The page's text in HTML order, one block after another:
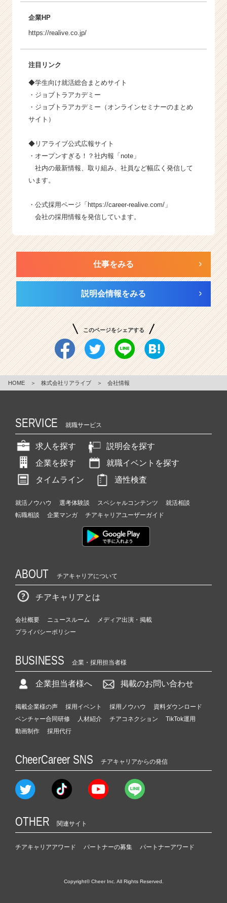
企業HP
https://realive.co.jp/
注目リンク
◆学生向け就活総合まとめサイト
・ ジョブトラアカデミー
・ ジョブトラアカデミー（オンラインセミナーのまとめ
サイト）
◆リアライブ公式広報サイト
・オープンすぎる！？社内報「 note 」
社内の最新情報、取り組み、社員など幅広く発信して
います。
・公式採用ページ「 https://career-realive.com/ 」
会社の採用情報を発信しています。
仕事をみる
説明会情報をみる
このページをシェアする
HOME ＞ 株式会社リアライブ ＞ 会社情報
SERVICE 就職サービス
求人を探す
説明会を探す
企業を探す
就職イベントを探す
タイムライン
適性検査
就活ノウハウ 選考体験談 スペシャルコンテンツ
就活相談
転職相談
企業マンガ チアキャリアユーザーガイド
ABOUT チアキャリアについて
チアキャリアとは
会社概要 ニュースルーム
メディア出演・掲載
プライバシーポリシー
BUSINESS 企業・採用担当者様
企業担当者様へ 掲載のお問い合わせ
掲載企業様の声 採用イベント 採用ノウハウ
資料ダウンロード
ベンチャー合同研修
人材紹介 チアコネクション
TikTok運用
動画制作
採用代行
CheerCareer SNS チアキャリアからの発信
OTHER 関連サイト
チアキャリアアワード パートナーの募集 パートナーアワード
Copyright© Cheer Inc. All Rights Reserved.